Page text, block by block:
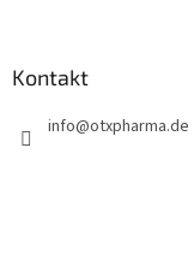
Kontakt
info@otxpharma.de